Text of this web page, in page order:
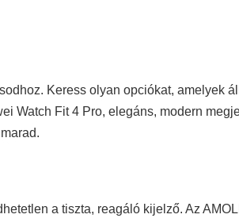
Keress olyan opciókat, amelyek
Watch Fit 4 Pro, elegáns, modern
a tiszta, reagáló kijelző. Az